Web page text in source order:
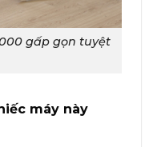
gấp gọn tuyệt
máy này